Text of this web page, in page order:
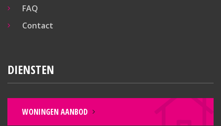
FAQ
Contact
DIENSTEN
WONINGEN AANBOD